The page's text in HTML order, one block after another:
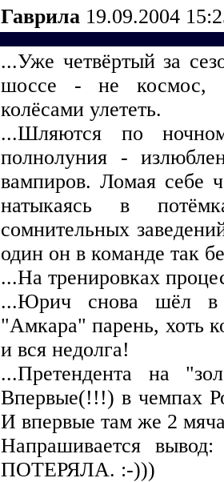
Гаврила 19.09.2004
...Уже четвёртый за
шоссе - не космос,
колёсами улететь.
...Шляются по
полнолуния -
вампиров. Ломая себе
натыкаясь в
сомнительных
один он в команде так
...На тренировках
...Юрич снова шёл в
"Амкара" парень, хоть
и вся недолга!
...Претендента на
Впервые(!!!) в чемпах
И впервые там же 2
Напрашивается
ПОТЕРЯЛА. :-)))